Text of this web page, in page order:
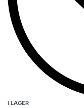
I LAGER